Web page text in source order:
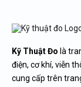
Kỹ Thuật Đo là
điện, cơ khí, viễn
cung cấp trên